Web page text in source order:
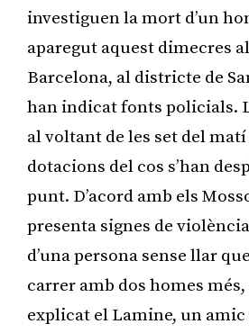
investiguen la mort d’un
aparegut aquest dimecres
Barcelona, al districte de
han indicat fonts policials.
al voltant de les set del
dotacions del cos s’han
punt. D’acord amb els
presenta signes de
d’una persona sense llar
carrer amb dos homes més,
explicat el Lamine, un amic